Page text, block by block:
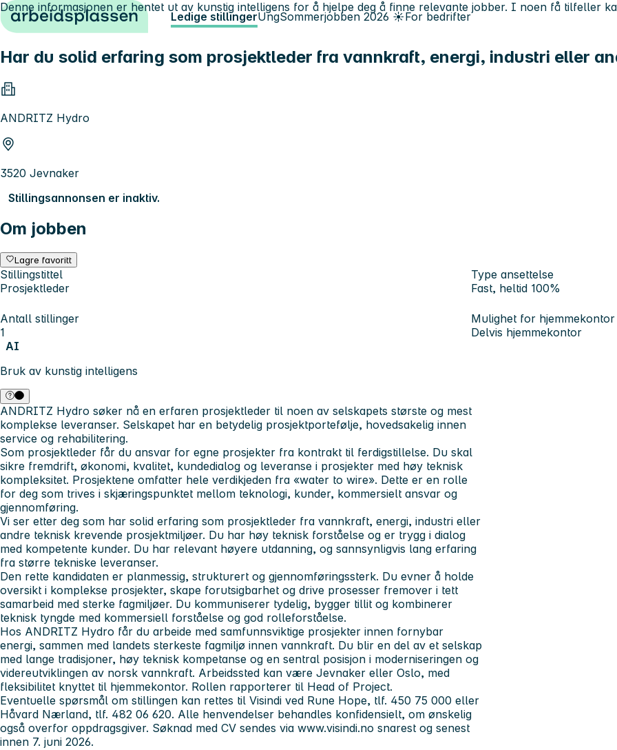
Hopp til innhold Ledige stillingerUngSommerjobben 2026 ☀️For bedrifter
Har du solid erfaring som prosjektleder fra vannkraft, energi, industri eller
ANDRITZ Hydro
3520 Jevnaker
Stillingsannonsen er inaktiv.
Om jobben
Lagre favoritt
Stillingstittel
Prosjektleder
Type ansettelse
Fast, heltid 100%
Antall stillinger
1
Mulighet for hjemmekontor
Delvis hjemmekontor
AI
Bruk av kunstig intelligens
Denne informasjonen er hentet ut av kunstig intelligens for å hjelpe deg å finne relevante jobber. I noen få tilfeller
ANDRITZ Hydro søker nå en erfaren prosjektleder til noen av selskapets største og mest
komplekse leveranser. Selskapet har en betydelig prosjektportefølje, hovedsakelig innen
service og rehabilitering.
Som prosjektleder får du ansvar for egne prosjekter fra kontrakt til ferdigstillelse. Du skal
sikre fremdrift, økonomi, kvalitet, kundedialog og leveranse i prosjekter med høy teknisk
kompleksitet. Prosjektene omfatter hele verdikjeden fra «water to wire». Dette er en rolle
for deg som trives i skjæringspunktet mellom teknologi, kunder, kommersielt ansvar og
gjennomføring.
Vi ser etter deg som har solid erfaring som prosjektleder fra vannkraft, energi, industri eller
andre teknisk krevende prosjektmiljøer. Du har høy teknisk forståelse og er trygg i dialog
med kompetente kunder. Du har relevant høyere utdanning, og sannsynligvis lang erfaring
fra større tekniske leveranser.
Den rette kandidaten er planmessig, strukturert og gjennomføringssterk. Du evner å holde
oversikt i komplekse prosjekter, skape forutsigbarhet og drive prosesser fremover i tett
samarbeid med sterke fagmiljøer. Du kommuniserer tydelig, bygger tillit og kombinerer
teknisk tyngde med kommersiell forståelse og god rolleforståelse.
Hos ANDRITZ Hydro får du arbeide med samfunnsviktige prosjekter innen fornybar
energi, sammen med landets sterkeste fagmiljø innen vannkraft. Du blir en del av et selskap
med lange tradisjoner, høy teknisk kompetanse og en sentral posisjon i moderniseringen og
videreutviklingen av norsk vannkraft. Arbeidssted kan være Jevnaker eller Oslo, med
fleksibilitet knyttet til hjemmekontor. Rollen rapporterer til Head of Project.
Eventuelle spørsmål om stillingen kan rettes til Visindi ved Rune Hope, tlf. 450 75 000 eller
Håvard Nærland, tlf. 482 06 620. Alle henvendelser behandles konfidensielt, om ønskelig
også overfor oppdragsgiver. Søknad med CV sendes via www.visindi.no snarest og senest
innen 7. juni 2026.